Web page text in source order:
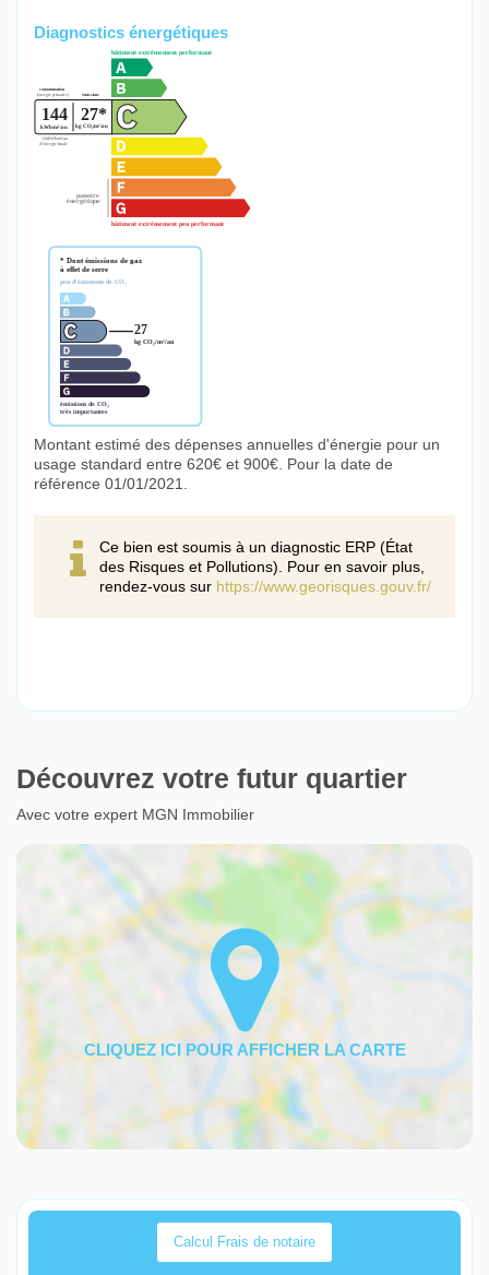
Diagnostics énergétiques
Montant estimé des dépenses annuelles d'énergie pour un
usage standard entre 620€ et 900€. Pour la date de
référence 01/01/2021.
Ce bien est soumis à un diagnostic ERP (État
des Risques et Pollutions). Pour en savoir plus,
rendez-vous sur https://www.georisques.gouv.fr/
Découvrez votre futur quartier
Avec votre expert MGN Immobilier
Calcul Frais de notaire